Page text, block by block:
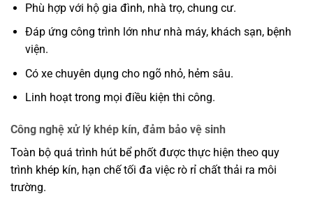
Phù hợp với hộ gia đình, nhà trọ, chung cư.
Đáp ứng công trình lớn như nhà máy, khách sạn, bệnh
viện.
Có xe chuyên dụng cho ngõ nhỏ, hẻm sâu.
Linh hoạt trong mọi điều kiện thi công.
Công nghệ xử lý khép kín, đảm bảo vệ sinh
Toàn bộ quá trình hút bể phốt được thực hiện theo quy
trình khép kín, hạn chế tối đa việc rò rỉ chất thải ra môi
trường.